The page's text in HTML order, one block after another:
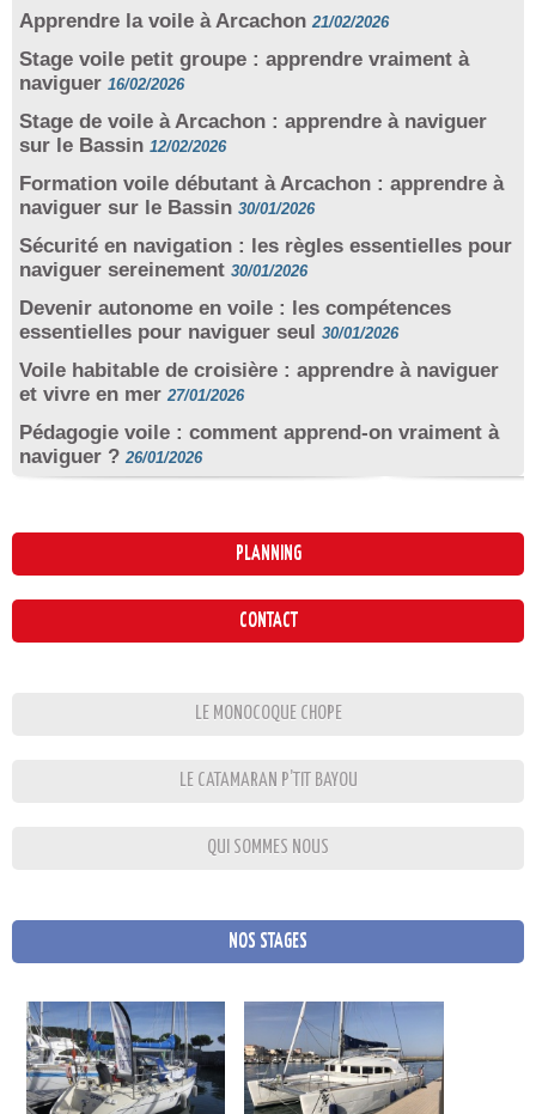
Apprendre la voile à Arcachon 21/02/2026
Stage voile petit groupe : apprendre vraiment à
naviguer 16/02/2026
Stage de voile à Arcachon : apprendre à naviguer
sur le Bassin 12/02/2026
Formation voile débutant à Arcachon : apprendre à
naviguer sur le Bassin 30/01/2026
Sécurité en navigation : les règles essentielles pour
naviguer sereinement 30/01/2026
Devenir autonome en voile : les compétences
essentielles pour naviguer seul 30/01/2026
Voile habitable de croisière : apprendre à naviguer
et vivre en mer 27/01/2026
Pédagogie voile : comment apprend-on vraiment à
naviguer ? 26/01/2026
PLANNING
CONTACT
LE MONOCOQUE CHOPE
LE CATAMARAN P’TIT BAYOU
QUI SOMMES NOUS
NOS STAGES